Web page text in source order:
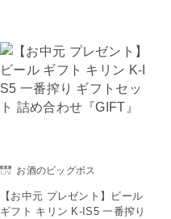
お酒のビッグボス
【お中元 プレゼント】ビール
ギフト キリン K-IS5 一番搾り